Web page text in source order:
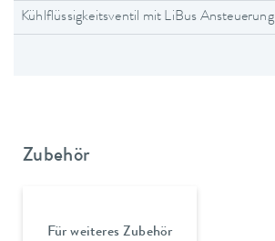
Kühlflüssigkeitsventil mit LiBus Ansteuerung
Zubehör
Für weiteres Zubehör